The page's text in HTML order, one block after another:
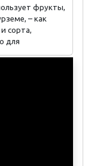
фрукты,
– как
сорта,
для
свежим